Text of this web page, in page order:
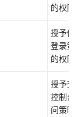
的权限
授予修
登录策
的权限
授予查
控制台
问策略